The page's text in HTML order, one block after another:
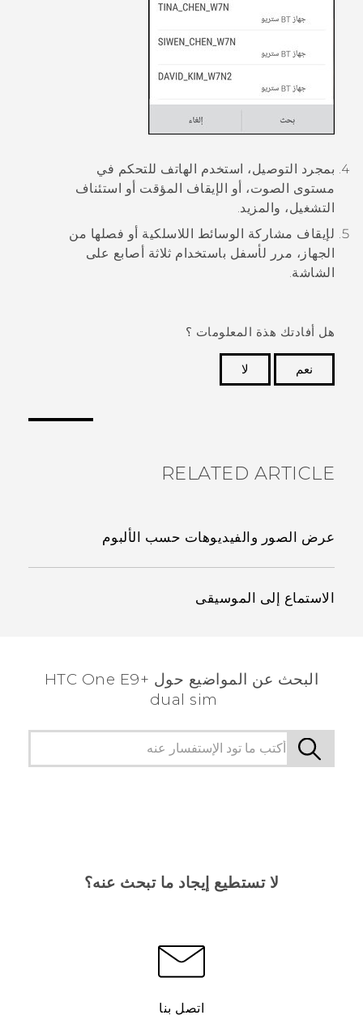
بمجرد التوصيل، استخدم الهاتف للتحكم في
مستوى الصوت، أو الإيقاف المؤقت أو استئناف
التشغيل، والمزيد.
لإيقاف مشاركة الوسائط اللاسلكية أو فصلها من
الجهاز، مرر لأسفل باستخدام ثلاثة أصابع على
الشاشة.
هل أفادتك هذة المعلومات ؟
نعم
لا
RELATED ARTICLE
عرض الصور والفيديوهات حسب الألبوم
الاستماع إلى الموسيقى
البحث عن المواضيع حول HTC One E9+
dual sim
لا تستطيع إيجاد ما تبحث عنه؟
اتصل بنا